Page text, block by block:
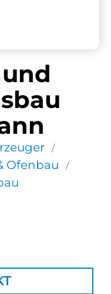
/
Ofenbau /